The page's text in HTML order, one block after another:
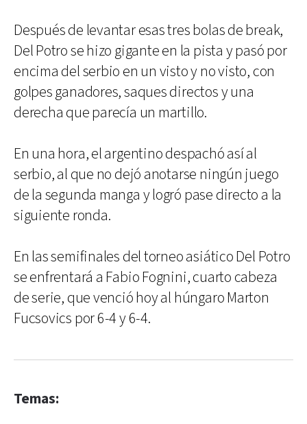
Después de levantar esas tres bolas de break,
Del Potro se hizo gigante en la pista y pasó por
encima del serbio en un visto y no visto, con
golpes ganadores, saques directos y una
derecha que parecía un martillo.
En una hora, el argentino despachó así al
serbio, al que no dejó anotarse ningún juego
de la segunda manga y logró pase directo a la
siguiente ronda.
En las semifinales del torneo asiático Del Potro
se enfrentará a Fabio Fognini, cuarto cabeza
de serie, que venció hoy al húngaro Marton
Fucsovics por 6-4 y 6-4.
Temas: